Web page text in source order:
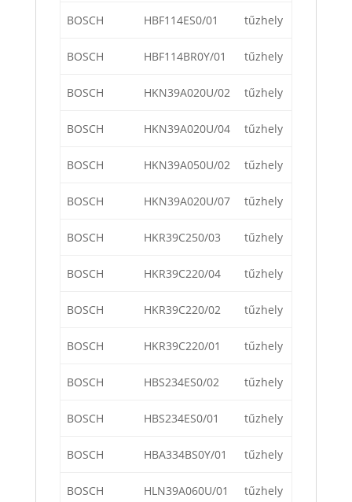
BOSCH HBF114ES0/01 tűzhely
BOSCH HBF114BR0Y/01 tűzhely
BOSCH HKN39A020U/02 tűzhely
BOSCH HKN39A020U/04 tűzhely
BOSCH HKN39A050U/02 tűzhely
BOSCH HKN39A020U/07 tűzhely
BOSCH HKR39C250/03 tűzhely
BOSCH HKR39C220/04 tűzhely
BOSCH HKR39C220/02 tűzhely
BOSCH HKR39C220/01 tűzhely
BOSCH HBS234ES0/02 tűzhely
BOSCH HBS234ES0/01 tűzhely
BOSCH HBA334BS0Y/01 tűzhely
BOSCH HLN39A060U/01 tűzhely